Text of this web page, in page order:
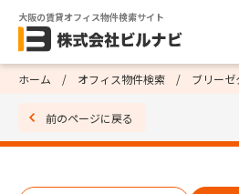
大阪の賃貸オフィス物件検索サイト
ホーム オフィス物件検索 ブリー
前のページに戻る